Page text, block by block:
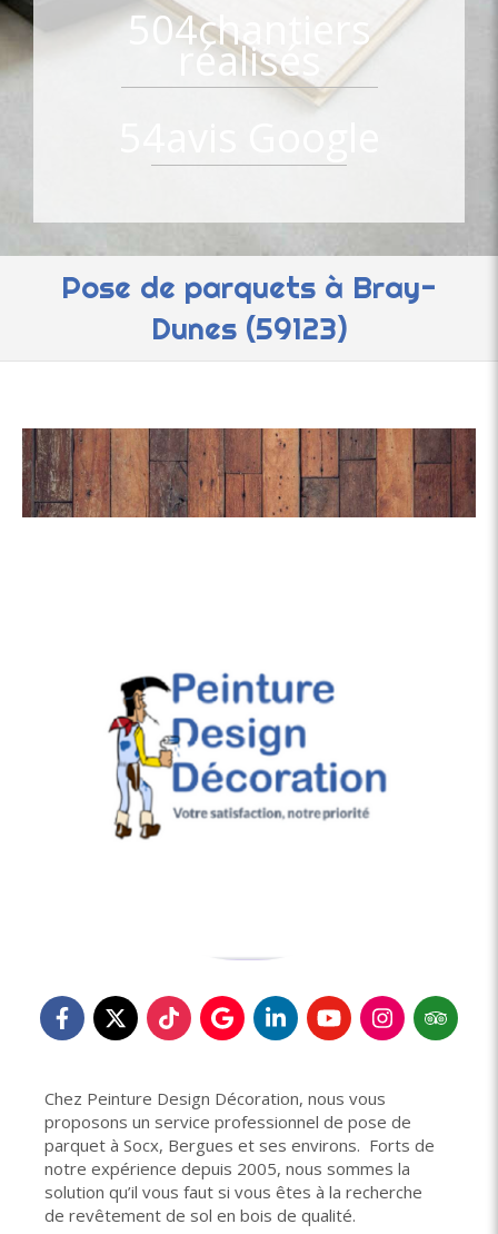
504chantiers
réalisés
Pose de parquets à Bray-
Dunes (59123)
Chez Peinture Design Décoration, nous vous
proposons un service professionnel de pose de
parquet à Socx, Bergues et ses environs. Forts de
notre expérience depuis 2005, nous sommes la
solution qu’il vous faut si vous êtes à la recherche
de revêtement de sol en bois de qualité.